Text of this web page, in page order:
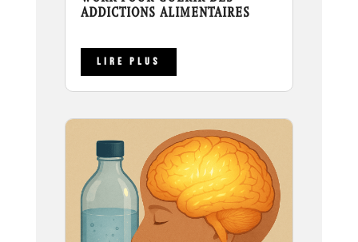
ADDICTIONS ALIMENTAIRES
LIRE PLUS